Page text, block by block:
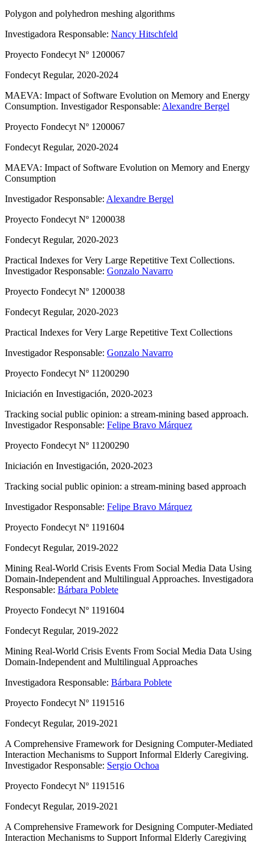
Polygon and polyhedron meshing algorithms
Investigadora Responsable: Nancy Hitschfeld
Proyecto Fondecyt Nº 1200067
Fondecyt Regular, 2020-2024
MAEVA: Impact of Software Evolution on Memory and Energy
Consumption. Investigador Responsable: Alexandre Bergel
Proyecto Fondecyt Nº 1200067
Fondecyt Regular, 2020-2024
MAEVA: Impact of Software Evolution on Memory and Energy
Consumption
Investigador Responsable: Alexandre Bergel
Proyecto Fondecyt Nº 1200038
Fondecyt Regular, 2020-2023
Practical Indexes for Very Large Repetitive Text Collections.
Investigador Responsable: Gonzalo Navarro
Proyecto Fondecyt Nº 1200038
Fondecyt Regular, 2020-2023
Practical Indexes for Very Large Repetitive Text Collections
Investigador Responsable: Gonzalo Navarro
Proyecto Fondecyt Nº 11200290
Iniciación en Investigación, 2020-2023
Tracking social public opinion: a stream-mining based approach.
Investigador Responsable: Felipe Bravo Márquez
Proyecto Fondecyt Nº 11200290
Iniciación en Investigación, 2020-2023
Tracking social public opinion: a stream-mining based approach
Investigador Responsable: Felipe Bravo Márquez
Proyecto Fondecyt Nº 1191604
Fondecyt Regular, 2019-2022
Mining Real-World Crisis Events From Social Media Data Using
Domain-Independent and Multilingual Approaches. Investigadora
Responsable: Bárbara Poblete
Proyecto Fondecyt Nº 1191604
Fondecyt Regular, 2019-2022
Mining Real-World Crisis Events From Social Media Data Using
Domain-Independent and Multilingual Approaches
Investigadora Responsable: Bárbara Poblete
Proyecto Fondecyt Nº 1191516
Fondecyt Regular, 2019-2021
A Comprehensive Framework for Designing Computer-Mediated
Interaction Mechanisms to Support Informal Elderly Caregiving.
Investigador Responsable: Sergio Ochoa
Proyecto Fondecyt Nº 1191516
Fondecyt Regular, 2019-2021
A Comprehensive Framework for Designing Computer-Mediated
Interaction Mechanisms to Support Informal Elderly Caregiving